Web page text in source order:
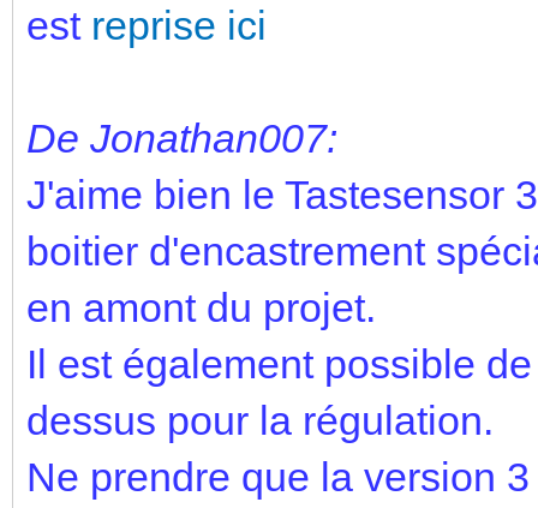
est reprise ici
De Jonathan007:
J'aime bien le Tastesensor
boitier d'encastrement
en amont du projet.
Il est également possible
dessus pour la régulation.
Ne prendre que la version